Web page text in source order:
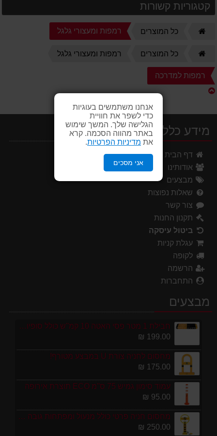
אנחנו משתמשים בעוגיות
כדי לשפר את חוויית
הגלישה שלך. המשך שימוש
באתר מהווה הסכמה. קרא
את מדיניות הפרטיות
אני מסכים
קטגוריות קשורות
כל המוצרים רמפות ומעצורי גלגל
כל המוצרים רמפות ומעצורי גלגל
רמפות למדרכה
מידע כללי
דף הבית
אודותינו
מבצעים
שאלות נפוצות
צור קשר
תקנון החנות
ביטול עיסקה
עגלת קניות
לקופה
הרשמה
התחברות
מבצעים
חבילת 1 מטר פסי האטה 10 קמ''ש כולל סופיות מפלסטיק
199.00 ₪
מחסום לחניה צורת U במבצע מטורף!
175.00 ₪
עמוד סימון גמיש 75 ס''מ ECO תוצרת אירופה
95.00 ₪
מחסום חניה פרטי כולל מנעול ומפתחות גובה 70 ס"מ
250.00 ₪